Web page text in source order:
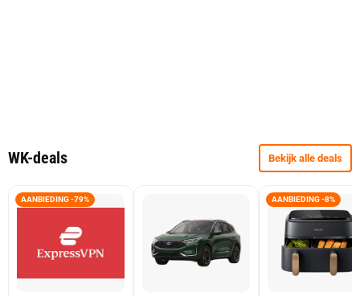
WK-deals Bekijk alle deals
AANBIEDING -79% AANBIEDING -8%